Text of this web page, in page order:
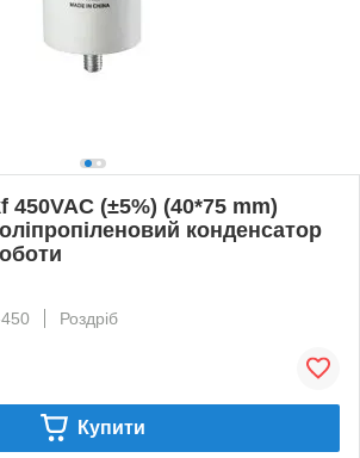
450VAC (±5%) (40*75 mm)
конденсатор
Роздріб
Купити